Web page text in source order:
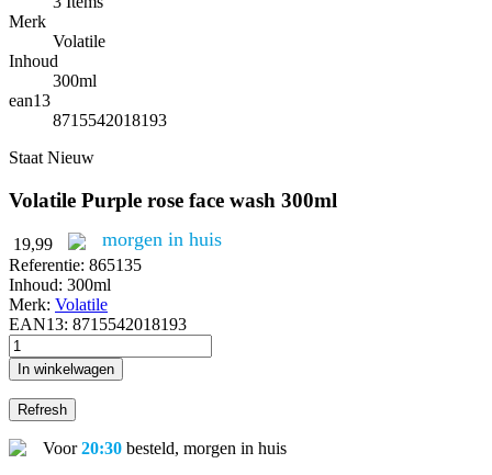
Merk
Volatile
Inhoud
300ml
ean13
8715542018193
Staat Nieuw
Volatile Purple rose face wash 300ml
19,99 morgen in huis
Referentie: 865135
Inhoud: 300ml
Merk: Volatile
EAN13: 8715542018193
In winkelwagen
Voor20:30 besteld, morgen in huis